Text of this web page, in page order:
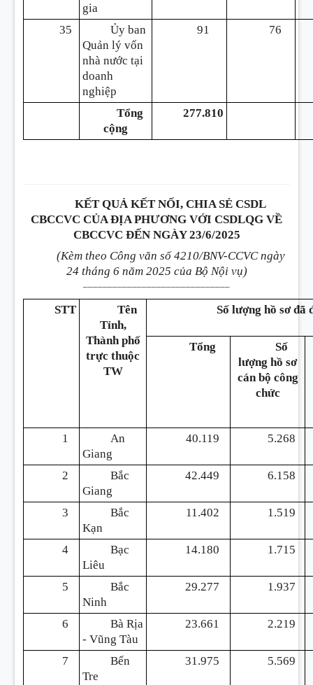
gia
35
Ủy ban
Quản lý vốn
nhà nước tại
doanh
nghiệp
91 76
Tổng
cộng
277.810
KẾT QUẢ KẾT NỐI, CHIA SẺ CSDL
CBCCVC CỦA ĐỊA PHƯƠNG VỚI CSDLQG VỀ
CBCCVC ĐẾN NGÀY 23/6/2025
(Kèm theo Công văn số 4210/BNV-CCVC ngày
24 tháng 6 năm 2025 của Bộ Nội vụ)
STT
Tên
Tỉnh,
Thành phố
trực thuộc
TW
Số lượng hồ sơ đã
Tổng
Số
lượng hồ sơ
cán bộ công
chức
1
An
Giang
40.119 5.268
2
Bắc
Giang
42.449 6.158
3
Bắc
Kạn
11.402 1.519
4
Bạc
Liêu
14.180 1.715
5
Bắc
Ninh
29.277 1.937
6
Bà Rịa
- Vũng Tàu
23.661 2.219
7
Bến
Tre
31.975 5.569